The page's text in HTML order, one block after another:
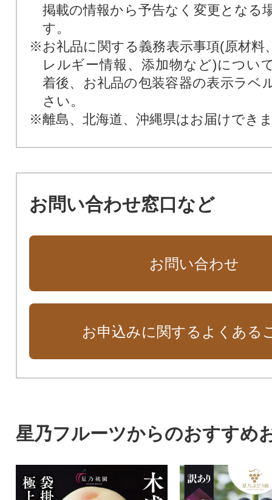
掲載の情報から予告なく変更となる
す。
※お礼品に関する義務表示事項(原材料
レルギー情報、添加物など)につい
着後、お礼品の包装容器の表示ラベ
さい。
※離島、北海道、沖縄県はお届けでき
お問い合わせ窓口など
お問い合わせ
お申込みに関するよくある
星乃フルーツからのおすすめ